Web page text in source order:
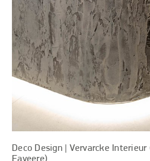
Deco Design | Vervarcke
Faveere)